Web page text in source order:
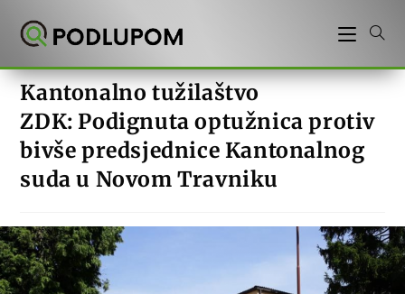
Kantonalno tužilaštvo
ZDK: Podignuta optužnica protiv
bivše predsjednice Kantonalnog
suda u Novom Travniku